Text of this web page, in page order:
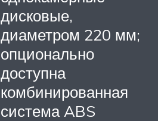
дисковые,
диаметром 220 мм;
опционально
доступна
комбинированная
система ABS